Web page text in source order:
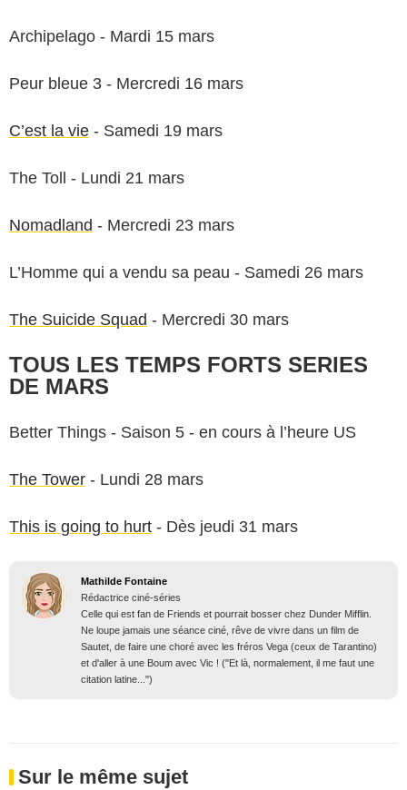
Archipelago - Mardi 15 mars
Peur bleue 3 - Mercredi 16 mars
C’est la vie - Samedi 19 mars
The Toll - Lundi 21 mars
Nomadland - Mercredi 23 mars
L’Homme qui a vendu sa peau - Samedi 26 mars
The Suicide Squad - Mercredi 30 mars
TOUS LES TEMPS FORTS SERIES
DE MARS
Better Things - Saison 5 - en cours à l’heure US
The Tower - Lundi 28 mars
This is going to hurt - Dès jeudi 31 mars
Mathilde Fontaine
Rédactrice ciné-séries
Celle qui est fan de Friends et pourrait bosser chez Dunder Mifflin.
Ne loupe jamais une séance ciné, rêve de vivre dans un film de
Sautet, de faire une choré avec les fréros Vega (ceux de Tarantino)
et d'aller à une Boum avec Vic ! ("Et là, normalement, il me faut une
citation latine...")
Sur le même sujet